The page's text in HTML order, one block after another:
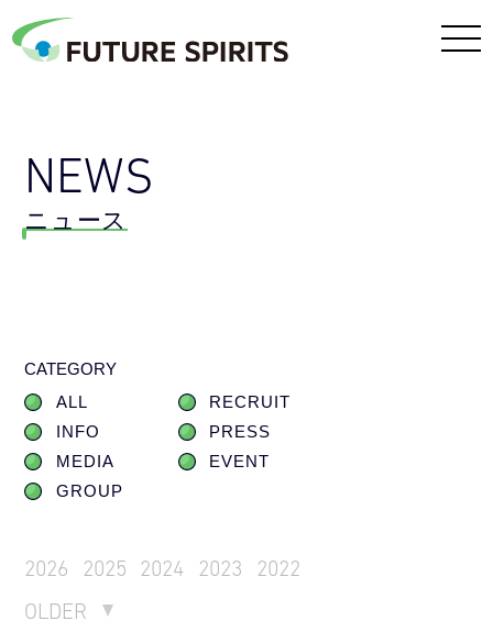
NEWS
ニュース
CATEGORY
ALL
RECRUIT
INFO
PRESS
MEDIA
EVENT
GROUP
2026 2025 2024 2023
2022
OLDER